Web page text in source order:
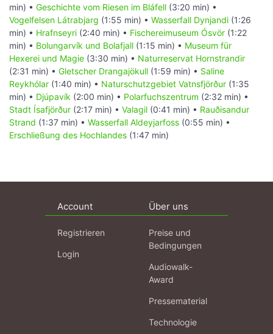
min) • Geschichte vom Riesen im Bláfell (3:20 min) •
Vogelfelsen Látrabjarg (1:55 min) • Wasserfall Dynjandi (1:26
min) • Hrafnseyri (2:40 min) • Fischereimuseum Ósvör (1:22
min) • Bolungarvík und Bolafjall (1:15 min) • Museum für
Hexerei und Magie (3:30 min) • Naturreservat Hornstrandir
(2:31 min) • Gletscher Drangajökull (1:59 min) • Saline
Reykhólar (1:40 min) • Naturschutzgebiet Vatnsfjörður (1:35
min) • Djúpavík (2:00 min) • Polarfuchszentrum (2:32 min) •
Stadt Ísafjörður (2:17 min) • Valagil (0:41 min) • Rauðisandur
Strand (1:37 min) • Wasserfall Aldeyjarfoss (0:55 min) •
Erschließung des Hochlandes (1:47 min)
Account
Registrieren
Login
Über uns
Preise und
Bedingungen
Audiowalk-
Award
Pressematerial
Technologie